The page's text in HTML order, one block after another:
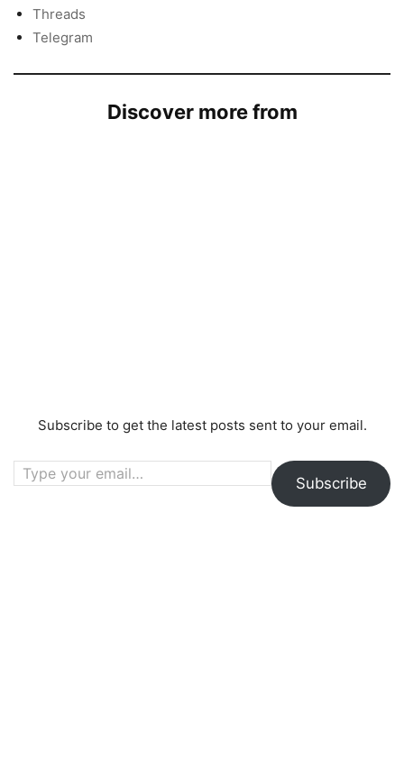
Threads
Telegram
Discover more from
Subscribe to get the latest posts sent to your email.
Type your email…
Subscribe